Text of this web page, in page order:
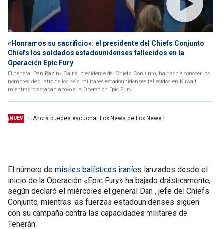
«Honramos su sacrificio»: el presidente del Chiefs Conjunto
Chiefs los soldados estadounidenses fallecidos en la
Operación Epic Fury
El general Dan Razin» Caine, presidente del Chiefs Conjunto, ha dado a conocer los
nombres de cuatro de los seis militares estadounidenses fallecidos en Kuwait
mientras prestaban apoyo a la Operación Epic Fury.
¡NUEVO ! ¡Ahora puedes escuchar Fox News de Fox News !
El número de misiles balísticos iraníes lanzados desde el
inicio de la Operación «Epic Fury» ha bajado drásticamente,
según declaró el miércoles el general Dan , jefe del Chiefs
Conjunto, mientras las fuerzas estadounidenses siguen
con su campaña contra las capacidades militares de
Teherán.